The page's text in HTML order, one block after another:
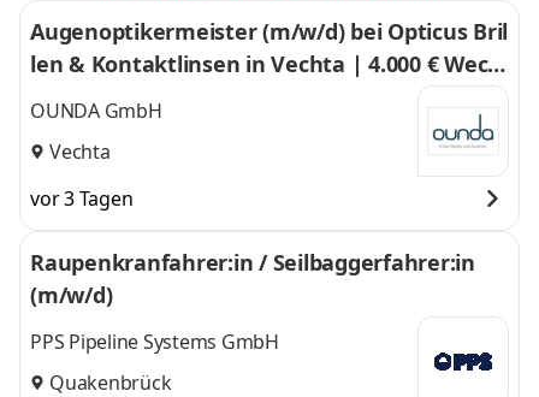
Augenoptikermeister (m/w/d) bei Opticus Bril
len & Kontaktlinsen in Vechta | 4.000 € Wech
selprämie
OUNDA GmbH
Vechta
vor 3 Tagen
Raupenkranfahrer:in / Seilbaggerfahrer:in
(m/w/d)
PPS Pipeline Systems GmbH
Quakenbrück